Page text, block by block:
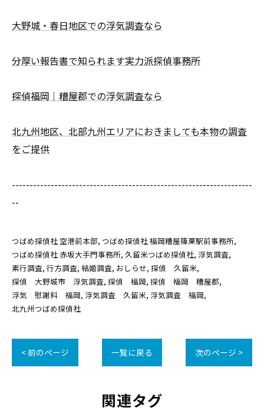
大野城・春日地区での浮気調査なら
分厚い報告書で知られます実力派探偵事務所
探偵福岡｜糟屋郡での浮気調査なら
北九州地区、北部九州エリアにおきましても本物の調査
をご提供
--------------------------------------------------------------------
--
つばめ探偵社 空港前本部 つばめ探偵社 福岡糟屋篠栗駅前事務所
つばめ探偵社 赤坂大手門事務所 久留米つばめ探偵社 浮気調査
素行調査 行方調査 結婚調査 おしらせ 探偵 久留米
探偵 大野城市 浮気調査 探偵 福岡 探偵 福岡 糟屋郡
浮気 慰謝料 福岡 浮気調査 久留米 浮気調査 福岡
北九州つばめ探偵社
< 前のページ 一覧に戻る 次のページ >
関連タグ